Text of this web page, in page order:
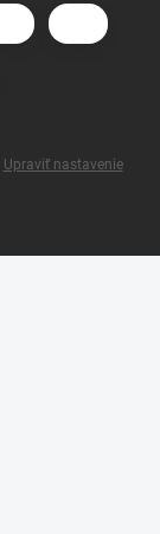
Upraviť nastavenie